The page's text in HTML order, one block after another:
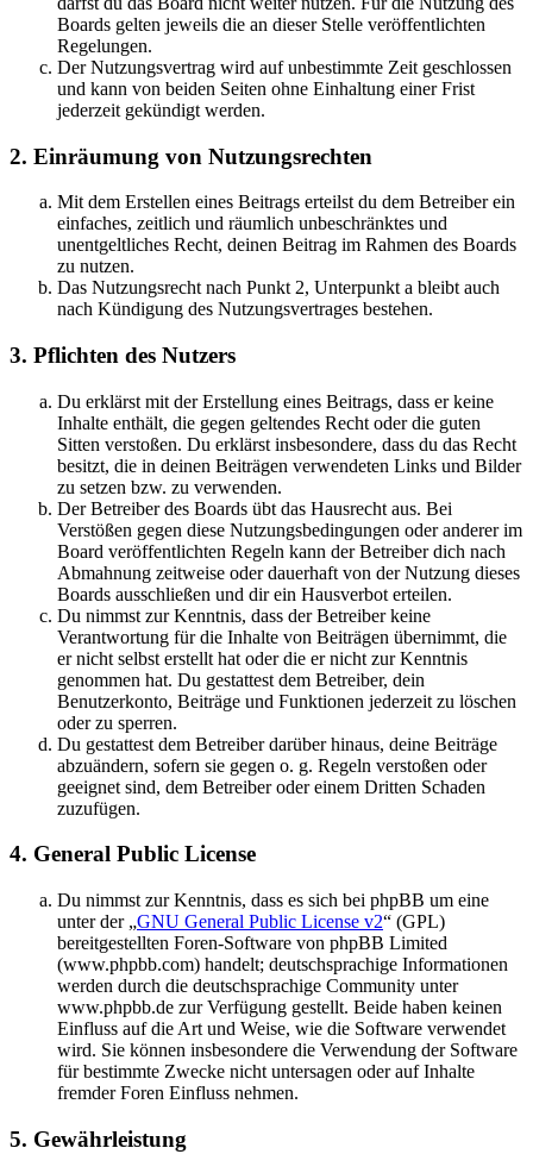
Boards gelten jeweils die an dieser Stelle veröffentlichten
Regelungen.
Der Nutzungsvertrag wird auf unbestimmte Zeit geschlossen
und kann von beiden Seiten ohne Einhaltung einer Frist
jederzeit gekündigt werden.
2. Einräumung von Nutzungsrechten
Mit dem Erstellen eines Beitrags erteilst du dem Betreiber ein
einfaches, zeitlich und räumlich unbeschränktes und
unentgeltliches Recht, deinen Beitrag im Rahmen des Boards
zu nutzen.
Das Nutzungsrecht nach Punkt 2, Unterpunkt a bleibt auch
nach Kündigung des Nutzungsvertrages bestehen.
3. Pflichten des Nutzers
Du erklärst mit der Erstellung eines Beitrags, dass er keine
Inhalte enthält, die gegen geltendes Recht oder die guten
Sitten verstoßen. Du erklärst insbesondere, dass du das Recht
besitzt, die in deinen Beiträgen verwendeten Links und Bilder
zu setzen bzw. zu verwenden.
Der Betreiber des Boards übt das Hausrecht aus. Bei
Verstößen gegen diese Nutzungsbedingungen oder anderer im
Board veröffentlichten Regeln kann der Betreiber dich nach
Abmahnung zeitweise oder dauerhaft von der Nutzung dieses
Boards ausschließen und dir ein Hausverbot erteilen.
Du nimmst zur Kenntnis, dass der Betreiber keine
Verantwortung für die Inhalte von Beiträgen übernimmt, die
er nicht selbst erstellt hat oder die er nicht zur Kenntnis
genommen hat. Du gestattest dem Betreiber, dein
Benutzerkonto, Beiträge und Funktionen jederzeit zu löschen
oder zu sperren.
Du gestattest dem Betreiber darüber hinaus, deine Beiträge
abzuändern, sofern sie gegen o. g. Regeln verstoßen oder
geeignet sind, dem Betreiber oder einem Dritten Schaden
zuzufügen.
4. General Public License
Du nimmst zur Kenntnis, dass es sich bei phpBB um eine
unter der „GNU General Public License v2“ (GPL)
bereitgestellten Foren-Software von phpBB Limited
(www.phpbb.com) handelt; deutschsprachige Informationen
werden durch die deutschsprachige Community unter
www.phpbb.de zur Verfügung gestellt. Beide haben keinen
Einfluss auf die Art und Weise, wie die Software verwendet
wird. Sie können insbesondere die Verwendung der Software
für bestimmte Zwecke nicht untersagen oder auf Inhalte
fremder Foren Einfluss nehmen.
5. Gewährleistung